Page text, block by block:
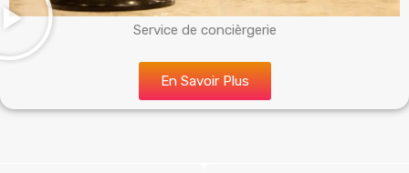
Service de concièrgerie
En Savoir Plus